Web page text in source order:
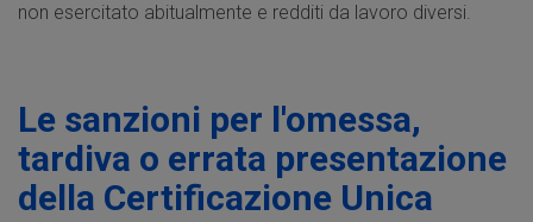
non esercitato abitualmente e redditi da lavoro diversi.
Le sanzioni per l'omessa,
tardiva o errata presentazione
della Certificazione Unica